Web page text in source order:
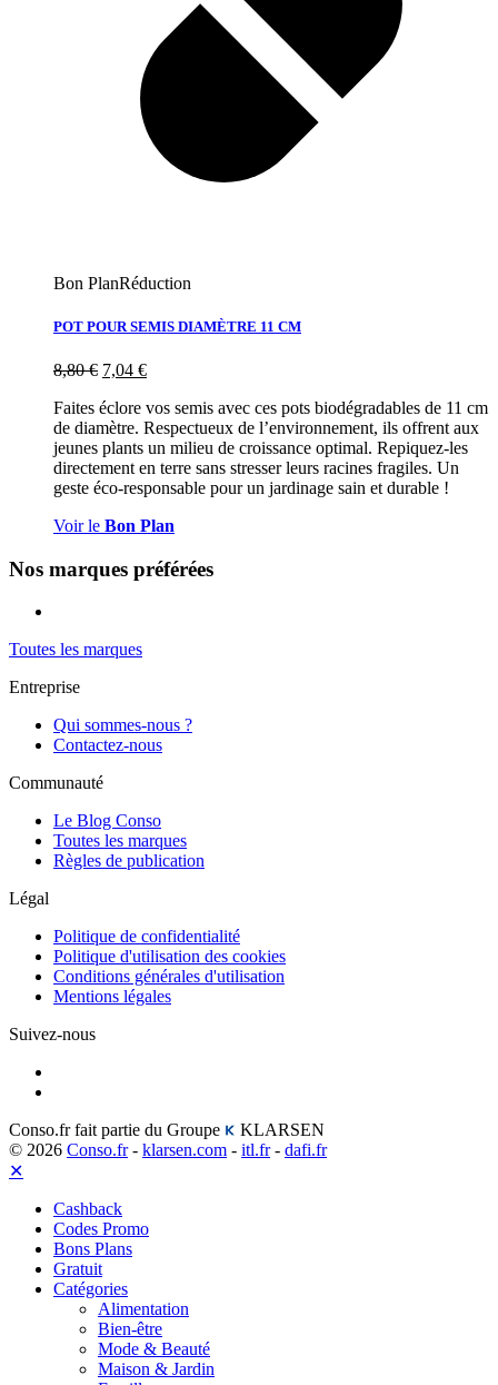
Bon PlanRéduction
POT POUR SEMIS DIAMÈTRE 11 CM
8,80€ 7,04 €
Faites éclore vos semis avec ces pots biodégradables de 11 cm
de diamètre. Respectueux de l’environnement, ils offrent aux
jeunes plants un milieu de croissance optimal. Repiquez-les
directement en terre sans stresser leurs racines fragiles. Un
geste éco-responsable pour un jardinage sain et durable !
Voir le Bon Plan
Nos marques préférées
Toutes les marques
Entreprise
Qui sommes-nous ?
Contactez-nous
Communauté
Le Blog Conso
Toutes les marques
Règles de publication
Légal
Politique de confidentialité
Politique d'utilisation des cookies
Conditions générales d'utilisation
Mentions légales
Suivez-nous
Conso.fr fait partie du Groupe
KLARSEN
© 2026 Conso.fr- klarsen.com - itl.fr- dafi.fr
✕
Cashback
Codes Promo
Bons Plans
Gratuit
Catégories
Alimentation
Bien-être
Mode & Beauté
Maison & Jardin